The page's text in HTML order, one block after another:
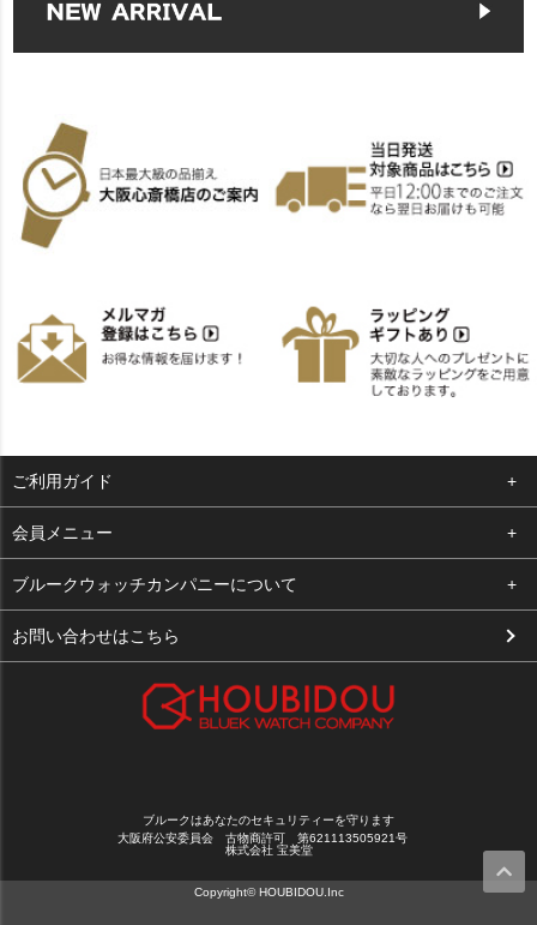
ご利用ガイド
よくある質問
支払い・送料
お客様の声
会員メニュー
ログイン
お気に入り
ブルークウォッチカンパニーについて
会社概要
お問い合わせはこちら
ブルークはあなたのセキュリティーを守ります
大阪府公安委員会 古物商許可 第621113505921号
株式会社 宝美堂
Copyright© HOUBIDOU.Inc